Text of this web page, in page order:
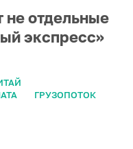
не отдельные
экспресс»
ГРУЗОПОТОК